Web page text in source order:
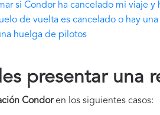
si Condor ha cancelado mi viaje y
de vuelta es cancelado o hay
huelga de pilotos
presentar una
Condoren los siguientes casos: